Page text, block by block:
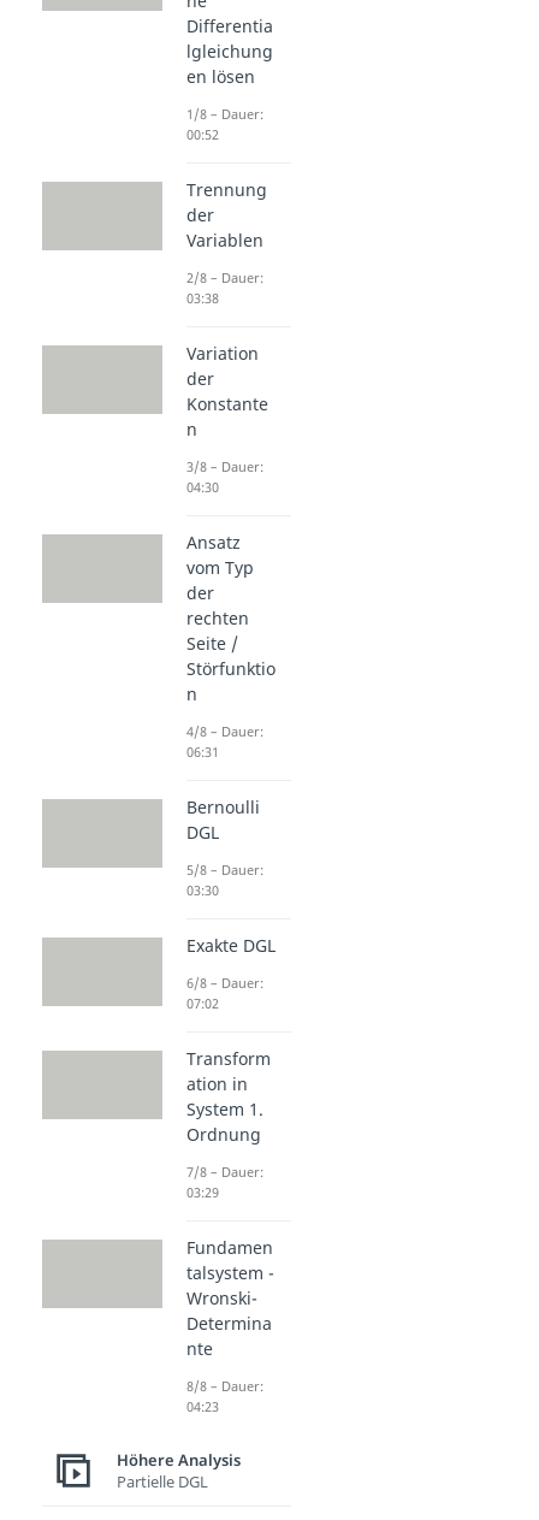
Differentia
lgleichung
en lösen
1/8 – Dauer:
00:52
Trennung
der
Variablen
2/8 – Dauer:
03:38
Variation
der
Konstante
n
3/8 – Dauer:
04:30
Ansatz
vom Typ
der
rechten
Seite /
Störfunktio
n
4/8 – Dauer:
06:31
Bernoulli
DGL
5/8 – Dauer:
03:30
Exakte DGL
6/8 – Dauer:
07:02
Transform
ation in
System 1.
Ordnung
7/8 – Dauer:
03:29
Fundamen
talsystem -
Wronski-
Determina
nte
8/8 – Dauer:
04:23
Höhere Analysis
Partielle DGL